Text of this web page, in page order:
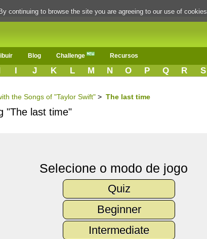
Blog Challenge Recursos
I J K L M N O P Q R S
the Songs of "Taylor Swift" > The last time
"The last time"
Selecione o modo de jogo
Quiz
Beginner
Intermediate
continuing to browse the site you are agreeing to our use of cookies